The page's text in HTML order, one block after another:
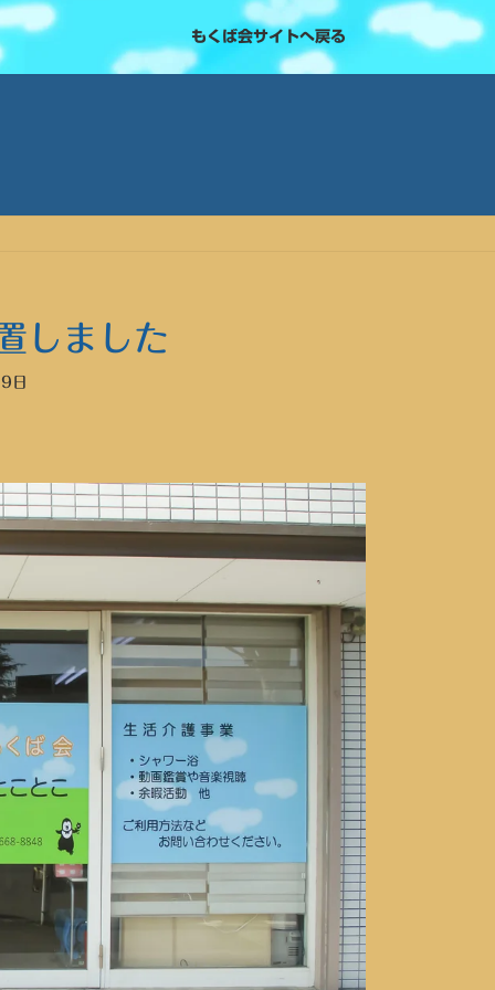
もくば会サイトへ戻る
しました
日